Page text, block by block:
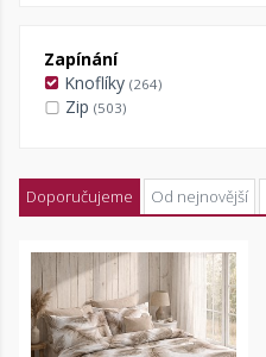
Zapínání
Knoflíky (264)
Zip (503)
Doporučujeme Od nejnovější